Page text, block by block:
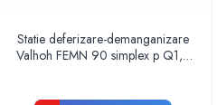
Statie deferizare-demanganizare
Valhoh FEMN 90 simplex p Q1,5